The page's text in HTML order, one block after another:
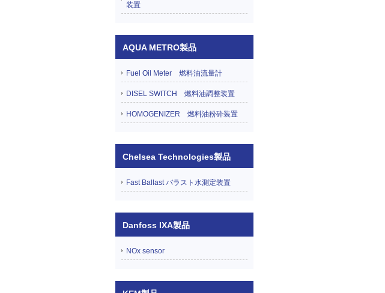
装置
AQUA METRO製品
Fuel Oil Meter 燃料油流量計
DISEL SWITCH 燃料油調整装置
HOMOGENIZER 燃料油粉砕装置
Chelsea Technologies製品
Fast Ballast バラスト水測定装置
Danfoss IXA製品
NOx sensor